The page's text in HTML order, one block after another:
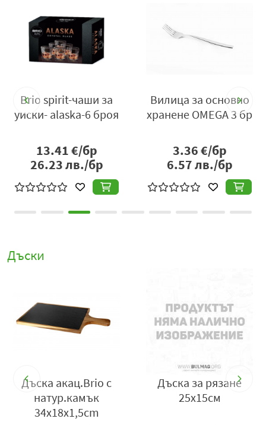
Brio spirit-чаши за
уиски- alaska-6 броя
13.41€/бр
26.23лв./бр
Вилица за основно
хранене OMEGA 3 бр
3.36€/бр
6.57лв./бр
Дъски
Дъска акац.Brio с
натур.камък
34x18х1,5cm
Дъска за рязане
25x15см